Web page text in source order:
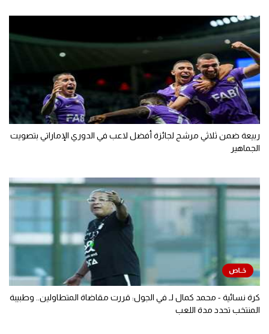
ربيعة ضمن ثلاثي مرشح لجائزة أفضل لاعب في الدوري الإماراتي بتصويت
الجماهير
كرة نسائية - محمد كمال لـ في الجول: قررت مقاضاة المتطاولين.. وطبيبة
المنتخب تحدد مدة اللعب